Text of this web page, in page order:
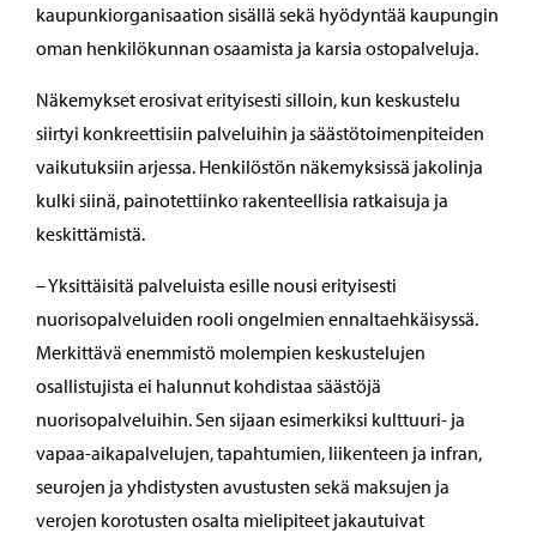
kaupunkiorganisaation sisällä sekä hyödyntää kaupungin
oman henkilökunnan osaamista ja karsia ostopalveluja.
Näkemykset erosivat erityisesti silloin, kun keskustelu
siirtyi konkreettisiin palveluihin ja säästötoimenpiteiden
vaikutuksiin arjessa. Henkilöstön näkemyksissä jakolinja
kulki siinä, painotettiinko rakenteellisia ratkaisuja ja
keskittämistä.
– Yksittäisitä palveluista esille nousi erityisesti
nuorisopalveluiden rooli ongelmien ennaltaehkäisyssä.
Merkittävä enemmistö molempien keskustelujen
osallistujista ei halunnut kohdistaa säästöjä
nuorisopalveluihin. Sen sijaan esimerkiksi kulttuuri- ja
vapaa-aikapalvelujen, tapahtumien, liikenteen ja infran,
seurojen ja yhdistysten avustusten sekä maksujen ja
verojen korotusten osalta mielipiteet jakautuivat